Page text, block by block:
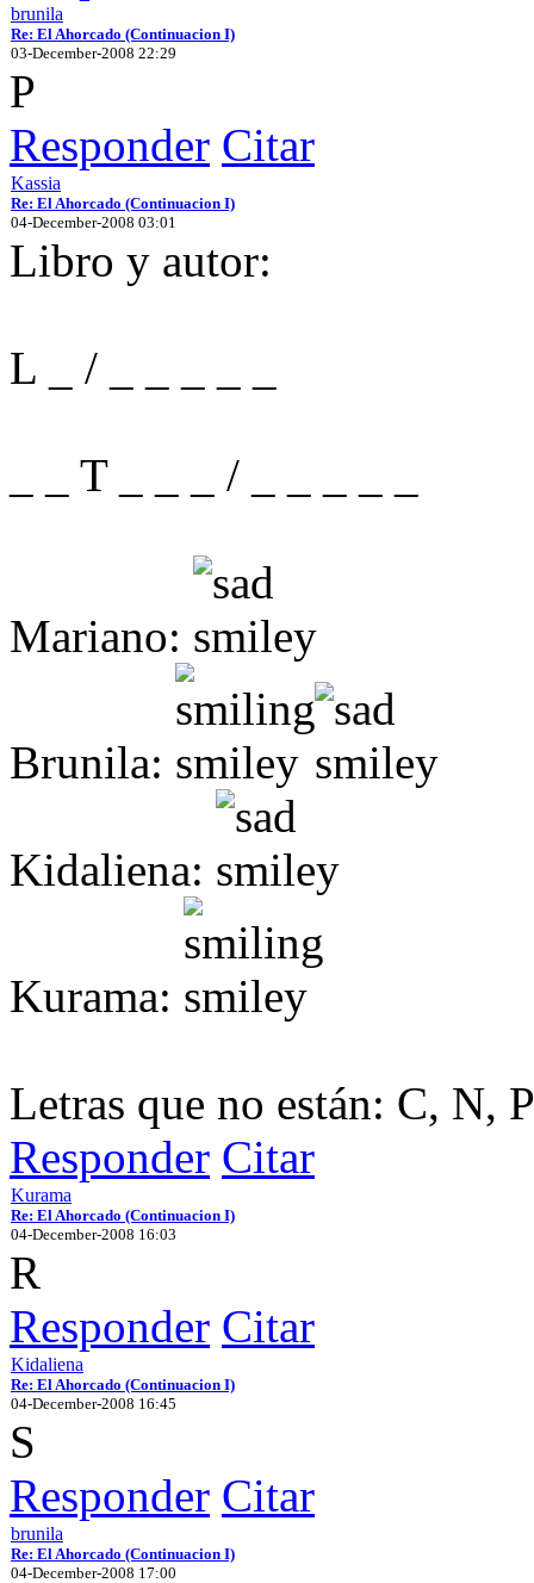
brunila
Re: El Ahorcado (Continuacion I)
03-December-2008 22:29
P
Responder Citar
Kassia
Re: El Ahorcado (Continuacion I)
04-December-2008 03:01
Libro y autor:
L _ / _ _ _ _ _
_ _ T _ _ _ / _ _ _ _ _
Mariano:
Brunila:
Kidaliena:
Kurama:
Letras que no están: C, N, P
Responder Citar
Kurama
Re: El Ahorcado (Continuacion I)
04-December-2008 16:03
R
Responder Citar
Kidaliena
Re: El Ahorcado (Continuacion I)
04-December-2008 16:45
S
Responder Citar
brunila
Re: El Ahorcado (Continuacion I)
04-December-2008 17:00